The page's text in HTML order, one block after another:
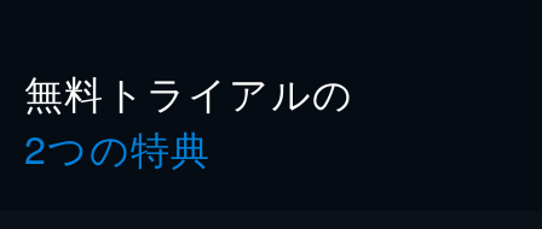
無料トライアルの
2つの特典